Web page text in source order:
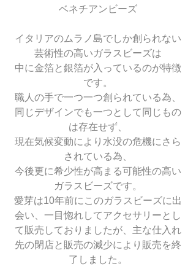
ベネチアンビーズ
イタリアのムラノ島でしか創られない
芸術性の高いガラスビーズは
中に金箔と銀箔が入っているのが特徴
です。
職人の手で一つ一つ創られている為、
同じデザインでも一つとして同じもの
は存在せず、
現在気候変動により水没の危機にさら
されている為、
今後更に希少性が高まる可能性の高い
ガラスビーズです。
愛芽は10年前にこのガラスビーズに出
会い、一目惚れしてアクセサリーとし
て販売しておりましたが、主な仕入れ
先の閉店と販売の減少により販売を終
了しました。